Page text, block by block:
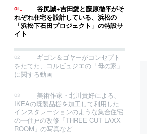
谷尻誠+吉田愛と藤原徹平がそ
れぞれ住宅を設計している、浜松の
「浜松下石田プロジェクト」の特設サ
イト
ギゴン＆ゴヤーがコンセプト
をたてた、コルビュジエの「母の家」
に関する動画
美術作家・北川貴好による、
IKEAの既製品棚を加工して利用した
インスタレーションのような集合住宅
の一住戸の改修「THREE CUT LAXX
ROOM」の写真など